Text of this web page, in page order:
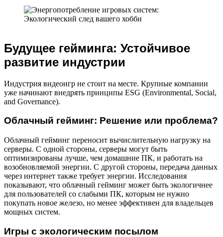
Будущее гейминга: Устойчивое
развитие индустрии
Индустрия видеоигр не стоит на месте. Крупные компании
уже начинают внедрять принципы ESG (Environmental, Social,
and Governance).
Облачный гейминг: Решение или проблема?
Облачный гейминг переносит вычислительную нагрузку на
серверы. С одной стороны, серверы могут быть
оптимизированы лучше, чем домашние ПК, и работать на
возобновляемой энергии. С другой стороны, передача данных
через интернет также требует энергии. Исследования
показывают, что облачный гейминг может быть экологичнее
для пользователей со слабыми ПК, которым не нужно
покупать новое железо, но менее эффективен для владельцев
мощных систем.
Игры с экологическим посылом